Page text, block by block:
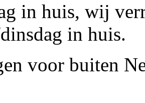
in huis, wij
in huis.
voor buiten